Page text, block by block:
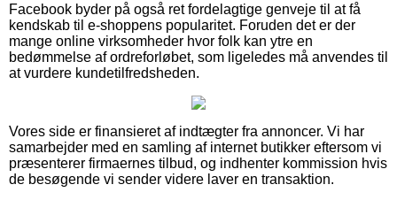
Facebook byder på også ret fordelagtige genveje til at få
kendskab til e-shoppens popularitet. Foruden det er der
mange online virksomheder hvor folk kan ytre en
bedømmelse af ordreforløbet, som ligeledes må anvendes til
at vurdere kundetilfredsheden.
Vores side er finansieret af indtægter fra annoncer. Vi har
samarbejder med en samling af internet butikker eftersom vi
præsenterer firmaernes tilbud, og indhenter kommission hvis
de besøgende vi sender videre laver en transaktion.